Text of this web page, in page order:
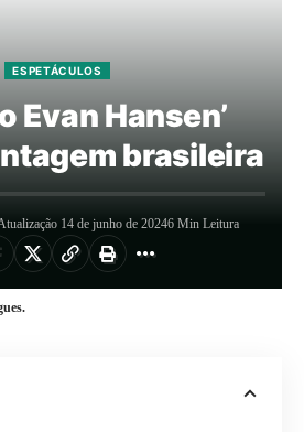
ESPETÁCULOS
Evan Hansen’
brasileira
14 de junho de 20246 Min Leitura